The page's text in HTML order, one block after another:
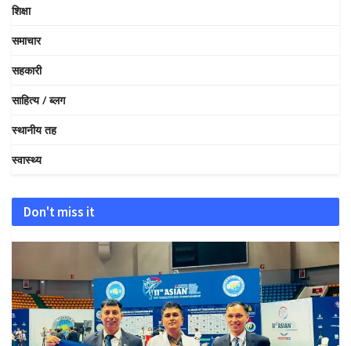
शिक्षा
समाचार
सहकारी
साहित्य / ब्लग
स्थानीय तह
स्वास्थ्य
Don't miss it